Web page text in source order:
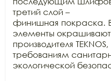
третий слой –
финишная покраска.
элементы
производителя
требованиям
экологической